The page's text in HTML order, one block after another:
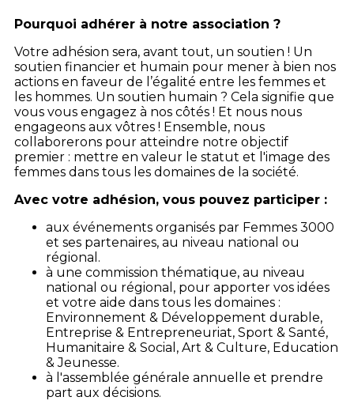
Pourquoi adhérer à notre association ?
Votre adhésion sera, avant tout, un soutien ! Un
soutien financier et humain pour mener à bien nos
actions en faveur de l’égalité entre les femmes et
les hommes. Un soutien humain ? Cela signifie que
vous vous engagez à nos côtés ! Et nous nous
engageons aux vôtres ! Ensemble, nous
collaborerons pour atteindre notre objectif
premier : mettre en valeur le statut et l'image des
femmes dans tous les domaines de la société.
Avec votre adhésion, vous pouvez participer :
aux événements organisés par Femmes 3000
et ses partenaires, au niveau national ou
régional.
à une commission thématique, au niveau
national ou régional, pour apporter vos idées
et votre aide dans tous les domaines :
Environnement & Développement durable,
Entreprise & Entrepreneuriat, Sport & Santé,
Humanitaire & Social, Art & Culture, Education
& Jeunesse.
à l'assemblée générale annuelle et prendre
part aux décisions.